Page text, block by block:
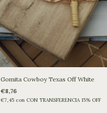
Gomita Cowboy Texas Off White
€8,76
€7,45 con CON TRANSFERENCIA 15% OFF